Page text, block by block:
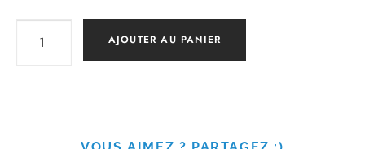
AJOUTER AU PANIER